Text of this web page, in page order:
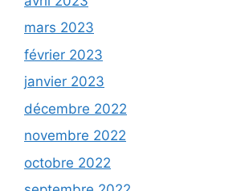
mars 2023
février 2023
janvier 2023
décembre 2022
novembre 2022
octobre 2022